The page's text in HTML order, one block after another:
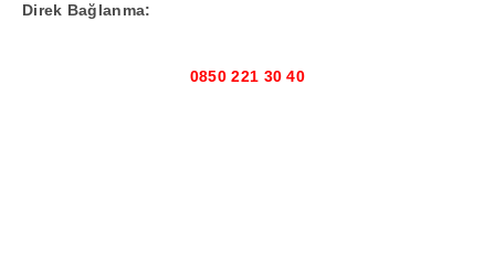
Direk Bağlanma:
0850 221 30 40